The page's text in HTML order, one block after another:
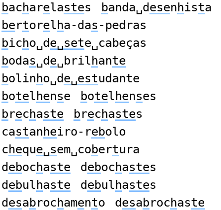
bacharelastes banda␣desenhista
bertorelha-das -pedras
bicho␣de␣sete␣cabeças
bodas␣de␣brilhante
bolinho␣de␣estudante
botelhense botelhenses
brechaste brechastes
castanheiro-rebolo
cheque␣sem␣cobertura
debochaste debochastes
debulhaste debulhastes
desabrochamento desabrochaste